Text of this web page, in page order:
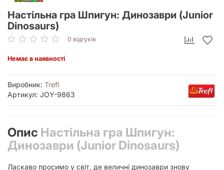
Настільна гра Шпигун: Динозаври (Junior
Dinosaurs)
0 відгуків
Немає в наявності
Виробник: Trefl
Артикул: JOY-9863
Опис Настільна гра Шпигун:
Динозаври (Junior Dinosaurs)
Ласкаво просимо у світ, де величні динозаври знову